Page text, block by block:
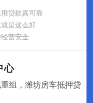
贷款真可靠
是这么好
营安全
心
组，潍坊房车抵押贷